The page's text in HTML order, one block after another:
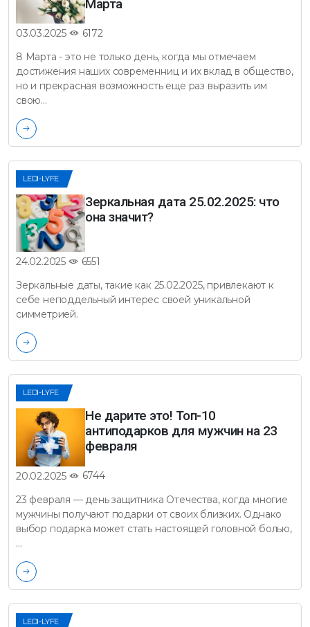
Марта
03.03.2025
6172
8 Марта - это не только день, когда мы отмечаем
достижения наших современниц и их вклад в общество,
но и прекрасная возможность еще раз выразить им
свою…
LEDI-LYFE
Зеркальная дата 25.02.2025: что
она значит?
24.02.2025
6551
Зеркальные даты, такие как 25.02.2025, привлекают к
себе неподдельный интерес своей уникальной
симметрией.
LEDI-LYFE
Не дарите это! Топ-10
антиподарков для мужчин на 23
февраля
20.02.2025
6744
23 февраля — день защитника Отечества, когда многие
мужчины получают подарки от своих близких. Однако
выбор подарка может стать настоящей головной болью,
…
LEDI-LYFE